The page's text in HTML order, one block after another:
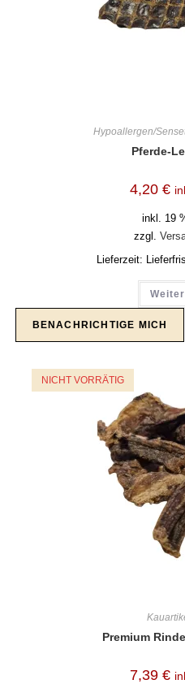
Hypoallergen/
Pferde-
4,20 €
inkl. 19
zzgl.
Lieferzeit:
NICHT VORRÄTIG
Premium
7,39 €